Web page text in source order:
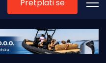
Pretplati se